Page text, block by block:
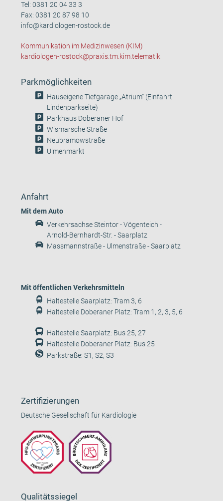
Tel:0381 20 04 33 3
Fax: 0381 20 87 98 10
info@kardiologen-rostock.de
Kommunikation im Medizinwesen (KIM)
kardiologen-rostock@praxis.tm.kim.telematik
Parkmöglichkeiten
Hauseigene Tiefgarage „Atrium“ (Einfahrt
Lindenparkseite)
Parkhaus Doberaner Hof
Wismarsche Straße
Neubramowstraße
Ulmenmarkt
Anfahrt
Mit dem Auto
Verkehrsachse Steintor - Vögenteich -
Arnold-Bernhardt-Str. - Saarplatz
Massmannstraße - Ulmenstraße - Saarplatz
Mit öffentlichen Verkehrsmitteln
Haltestelle Saarplatz: Tram 3, 6
Haltestelle Doberaner Platz: Tram 1, 2, 3, 5, 6
Haltestelle Saarplatz: Bus 25, 27
Haltestelle Doberaner Platz: Bus 25
Parkstraße: S1, S2, S3
Zertifizierungen
Deutsche Gesellschaft für Kardiologie
Qualitätssiegel